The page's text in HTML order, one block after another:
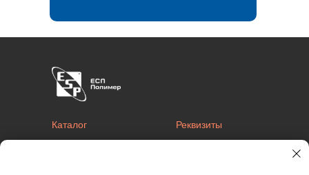
Каталог Реквизиты